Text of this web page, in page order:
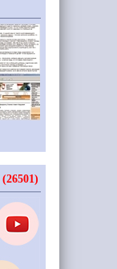
(26501)